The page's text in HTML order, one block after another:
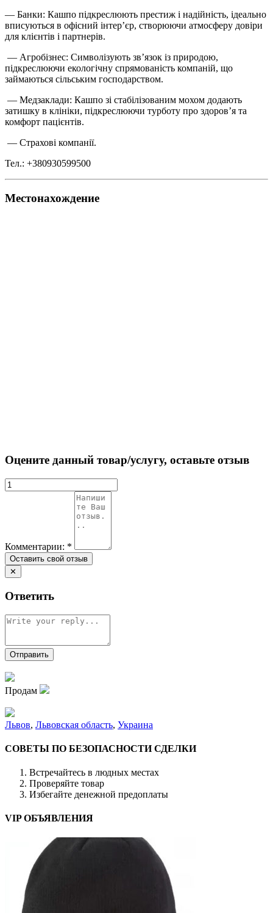
— Банки: Кашпо підкреслюють престиж і надійність, ідеально
вписуються в офісний інтер’єр, створюючи атмосферу довіри
для клієнтів і партнерів.
— Агробізнес: Символізують зв’язок із природою,
підкреслюючи екологічну спрямованість компаній, що
займаються сільським господарством.
— Медзаклади: Кашпо зі стабілізованим мохом додають
затишку в клініки, підкреслюючи турботу про здоров’я та
комфорт пацієнтів.
— Страхові компанії.
Тел.: +380930599500
Местонахождение
Оцените данный товар/услугу, оставьте отзыв
Комментарии: *
✕
Ответить
Продам
Львов, Львовская область, Украина
СОВЕТЫ ПО БЕЗОПАСНОСТИ СДЕЛКИ
Встречайтесь в людных местах
Проверяйте товар
Избегайте денежной предоплаты
VIP ОБЪЯВЛЕНИЯ